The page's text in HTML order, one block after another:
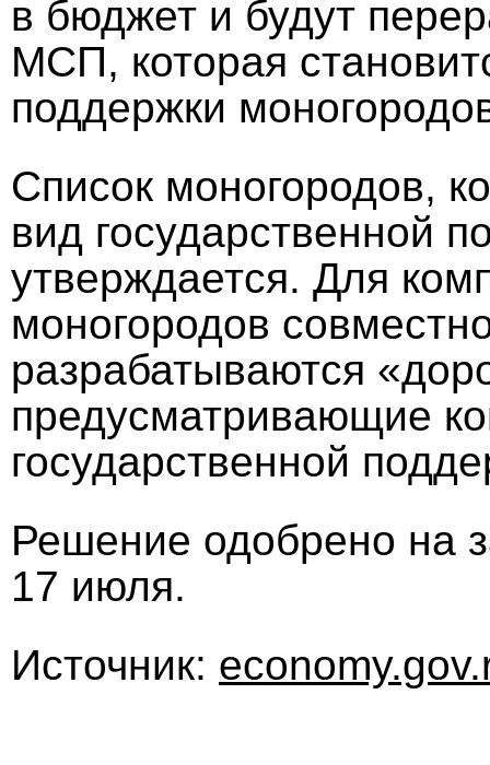
в бюджет и будут
МСП, которая
поддержки
Список моногородов,
вид государственной
утверждается. Для
моногородов
разрабатываются
предусматривающие
государственной
Решение одобрено на
17 июля.
Источник: